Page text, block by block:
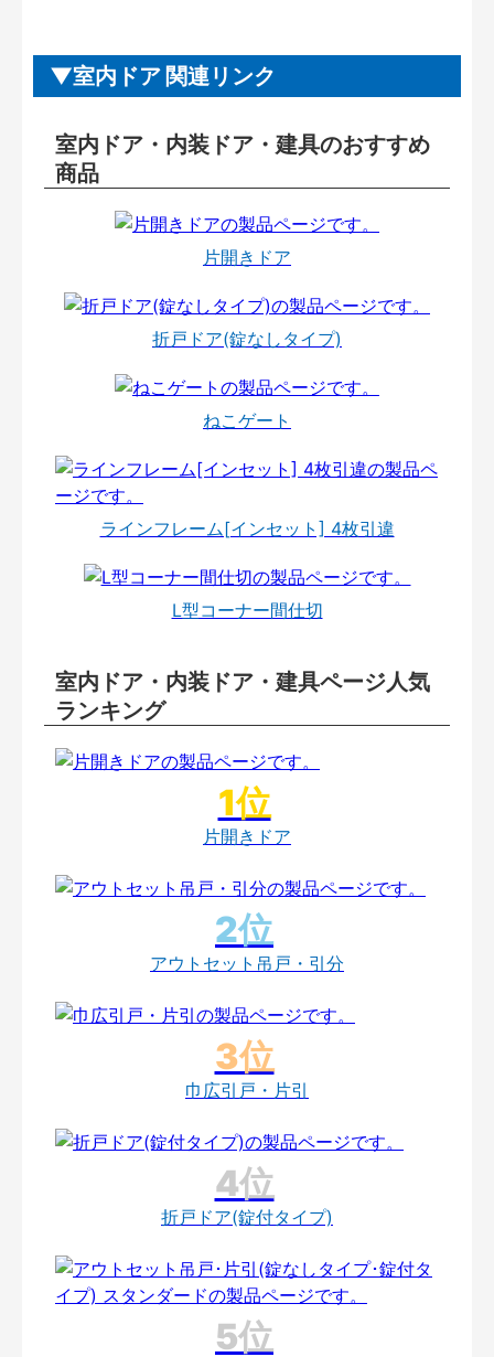
室内ドア 関連リンク
室内ドア・内装ドア・建具のおすすめ
商品
片開きドア
折戸ドア(錠なしタイプ)
ねこゲート
ラインフレーム[インセット] 4枚引違
L型コーナー間仕切
室内ドア・内装ドア・建具ページ人気
ランキング
片開きドア
アウトセット吊戸・引分
巾広引戸・片引
折戸ドア(錠付タイプ)